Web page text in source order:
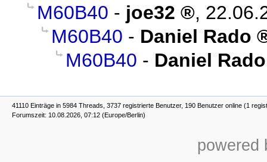
M60B40 - joe32 ,
M60B40 - Daniel Rado
M60B40 - Daniel Rado
41110 Einträge in 5984 Threads, 3737 registrierte Benutzer, 190 Benutzer online (1
Forumszeit: 10.08.2026, 07:12 (Europe/Berlin)
powered